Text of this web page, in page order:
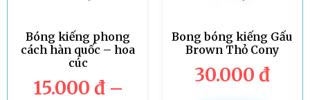
Bóng kiếng phong
cách hàn quốc – hoa
cúc
15.000 đ–
Bong bóng kiếng Gấu
Brown Thỏ Cony
30.000 đ